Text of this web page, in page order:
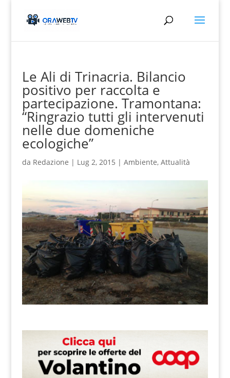
Le Ali di Trinacria. Bilancio
positivo per raccolta e
partecipazione. Tramontana:
“Ringrazio tutti gli intervenuti
nelle due domeniche
ecologiche”
da Redazione | Lug 2, 2015 | Ambiente, Attualità